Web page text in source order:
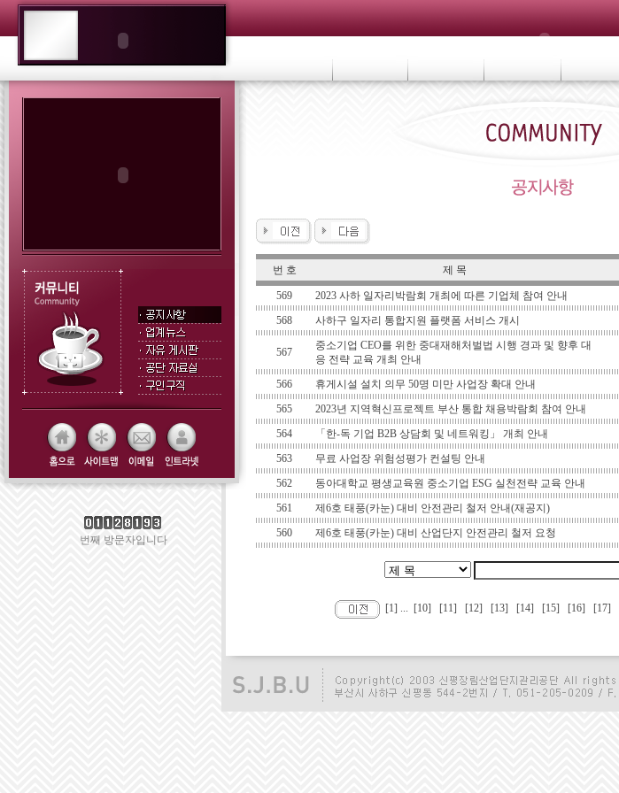
번째 방문자입니다
번 호 제 목
569 2023 사하 일자리박람회 개최에 따른 기업체 참여 안내
568
사하구 일자리 통합지원 플랫폼 서비스 개시
567
중소기업 CEO를 위한 중대재해처벌법 시행 경과 및 향후 대
응 전략 교육 개최 안내
566 휴게시설 설치 의무 50명 미만 사업장 확대 안내
565
2023년 지역혁신프로젝트 부산 통합 채용박람회 참여 안내
564
「한-독 기업 B2B 상담회 및 네트워킹」 개최 안내
563
무료 사업장 위험성평가 컨설팅 안내
562
동아대학교 평생교육원 중소기업 ESG 실천전략 교육 안내
561
제6호 태풍(카눈) 대비 안전관리 철저 안내(재공지)
560
제6호 태풍(카눈) 대비 산업단지 안전관리 철저 요청
[1] ... [10] [11] [12] [13] [14] [15] [16] [17]